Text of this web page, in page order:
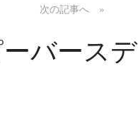
次の記事へ »
バースデ